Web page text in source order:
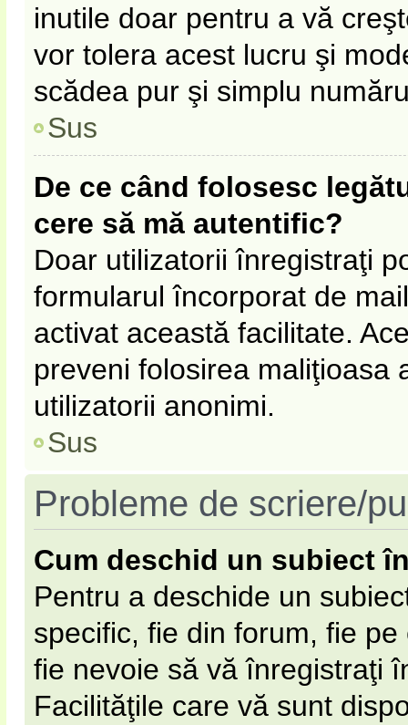
inutile doar pentru a vă
vor tolera acest lucru şi
scădea pur şi simplu
Sus
De ce când folosesc
cere să mă autentific?
Doar utilizatorii înregistraţi
formularul încorporat de
activat această facilitate.
preveni folosirea maliţioasa
utilizatorii anonimi.
Sus
Probleme de scriere/
Cum deschid un subiect
Pentru a deschide un
specific, fie din forum, fie
fie nevoie să vă înregistraţi
Facilităţile care vă sunt